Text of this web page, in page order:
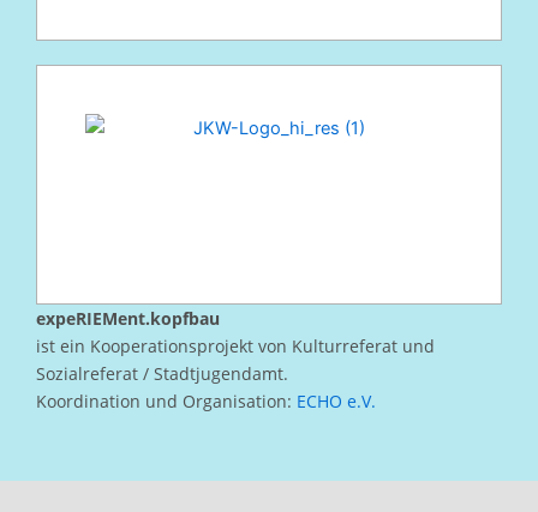
expeRIEMent.kopfbau
ist ein Kooperationsprojekt von Kulturreferat und
Sozialreferat / Stadtjugendamt.
Koordination und Organisation: ECHO e.V.